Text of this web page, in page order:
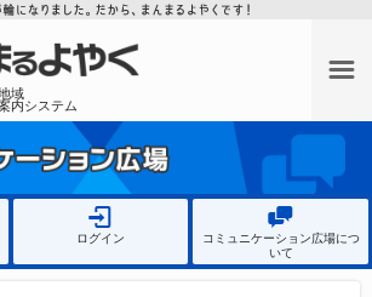
域
内システム
ログイン
コミュニケーション広場につ
いて